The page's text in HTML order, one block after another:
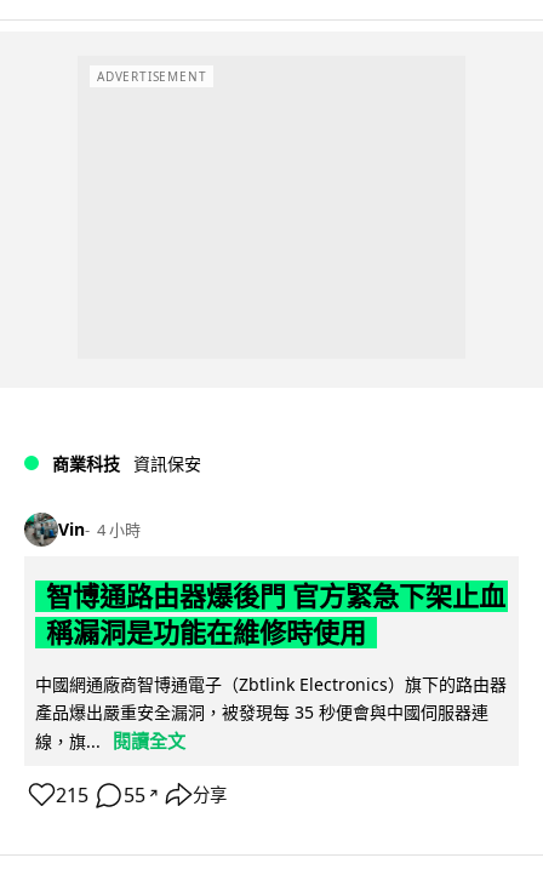
ADVERTISEMENT
商業科技 資訊保安
Vin 4 小時
智博通路由器爆後門 官方緊急下架止血
稱漏洞是功能在維修時使用
中國網通廠商智博通電子（Zbtlink Electronics）旗下的路由器
產品爆出嚴重安全漏洞，被發現每 35 秒便會與中國伺服器連
線，旗...
閱讀全文
215 55 ↗ 分享